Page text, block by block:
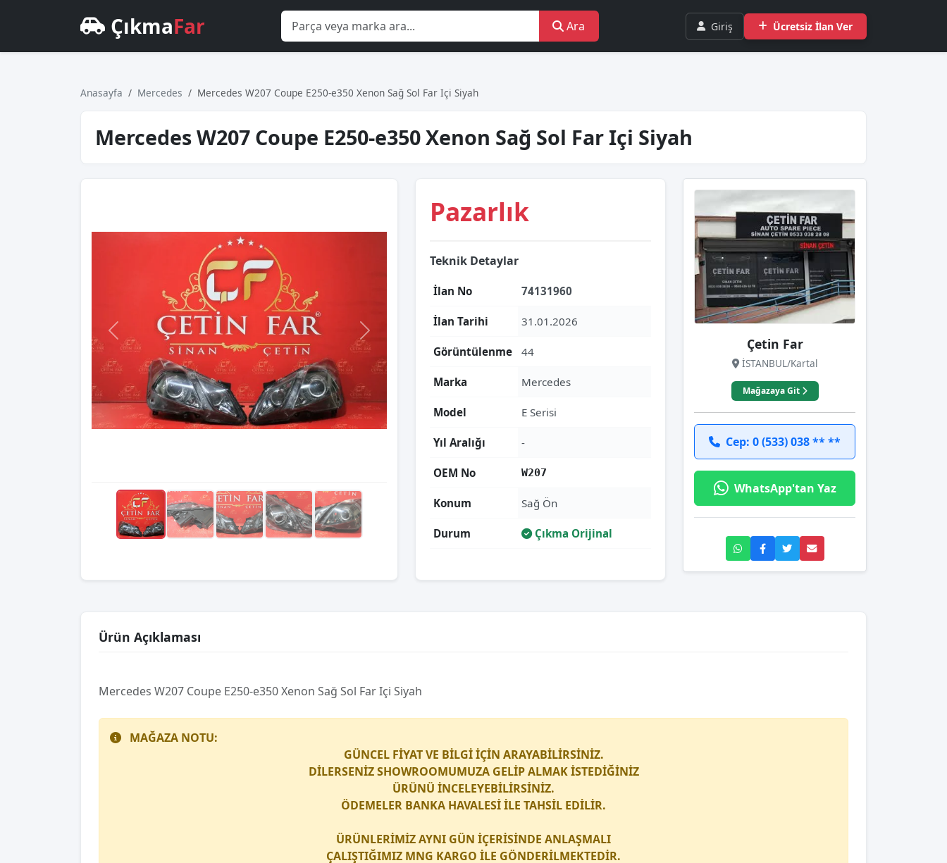
ÇıkmaFar Ara Giriş Ücretsiz İlan Ver
Anasayfa Mercedes Mercedes W207 Coupe E250-e350 Xenon Sağ Sol Far Içi Siyah
Mercedes W207 Coupe E250-e350 Xenon Sağ Sol Far Içi Siyah
Pazarlık
Teknik Detaylar
İlan No 74131960
İlan Tarihi 31.01.2026
Görüntülenme 44
Marka Mercedes
Model E Serisi
Yıl Aralığı -
OEM No W207
Konum Sağ Ön
Durum Çıkma Orijinal
Çetin Far
İSTANBUL/Kartal
Mağazaya Git
Cep: 0 (533) 038 ** **
WhatsApp'tan Yaz
Ürün Açıklaması
Mercedes W207 Coupe E250-e350 Xenon Sağ Sol Far Içi Siyah
MAĞAZA NOTU:
GÜNCEL FİYAT VE BİLGİ İÇİN ARAYABİLİRSİNİZ.
DİLERSENİZ SHOWROOMUMUZA GELİP ALMAK İSTEDİĞİNİZ
ÜRÜNÜ İNCELEYEBİLİRSİNİZ.
ÖDEMELER BANKA HAVALESİ İLE TAHSİL EDİLİR.
ÜRÜNLERİMİZ AYNI GÜN İÇERİSİNDE ANLAŞMALI
ÇALIŞTIĞIMIZ MNG KARGO İLE GÖNDERİLMEKTEDİR.